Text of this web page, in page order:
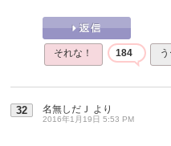
それな！ 184
32 名無しだＪ より
2016年1月19日 5:53 PM